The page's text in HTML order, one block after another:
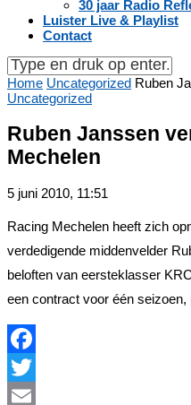
30 jaar Radio
Luister Live & Playlist
Contact
Home Uncategorized Ruben
Uncategorized
Ruben Janssen
Mechelen
5 juni 2010, 11:51
Racing Mechelen heeft zich
verdedigende middenvelder
beloften van eersteklasser
een contract voor één
Facebook
Twitter